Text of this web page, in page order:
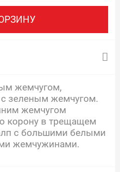
жемчугом,
с зеленым жемчугом.
жемчугом
корону в трещащем
с большими белыми
жемчужинами.